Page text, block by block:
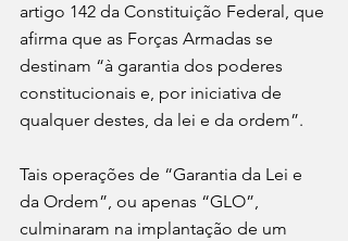
artigo 142 da Constituição Federal, que
afirma que as Forças Armadas se
destinam “à garantia dos poderes
constitucionais e, por iniciativa de
qualquer destes, da lei e da ordem”.
Tais operações de “Garantia da Lei e
da Ordem”, ou apenas “GLO”,
culminaram na implantação de um